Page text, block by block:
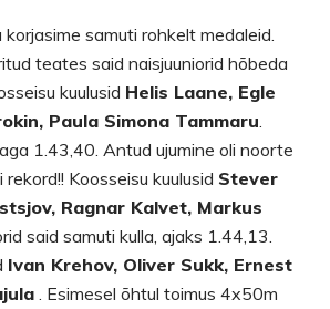
samuti rohkelt medaleid.
teates said naisjuuniorid hõbeda
kuulusid Helis Laane, Egle
Paula Simona Tammaru
1.43,40. Antud ujumine oli noorte
Koosseisu kuulusid Stever
Ragnar Kalvet, Markus
said samuti kulla, ajaks 1.44,13.
Ivan Krehov, Oliver Sukk, Ernest
. Esimesel õhtul toimus 4x50m